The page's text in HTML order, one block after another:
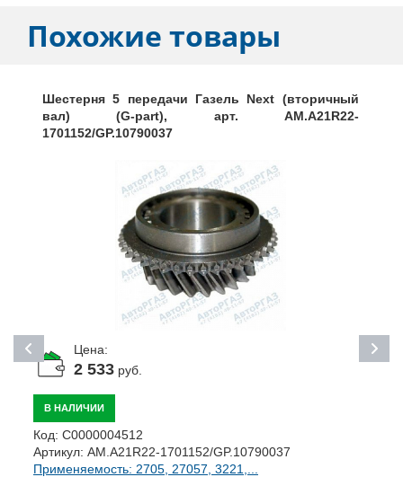
Похожие товары
Шестерня 5 передачи Газель Next (вторичный
вал) (G-part), арт. AM.A21R22-
1701152/GP.10790037
Цена:
2 533руб.
В НАЛИЧИИ
Код: С0000004512
Артикул: AM.A21R22-1701152/GP.10790037
Применяемость: 2705, 27057, 3221,...